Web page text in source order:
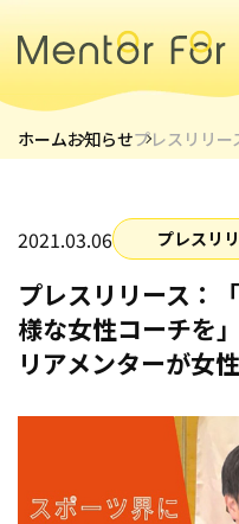
トップページ
キャリアメンターについ
メンター紹介
導入事例
採用情報
ホームお知らせプレスリリ
2021.03.06 プレスリ
プレスリリース：
様な女性コーチを
リアメンターが女